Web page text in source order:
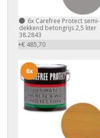
6x Carefree Protect semi-
dekkend betongrijs 2,5 liter
38.2843
+€ 485,70
6x